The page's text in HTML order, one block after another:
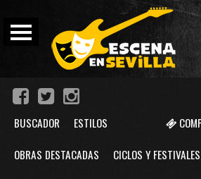
BUSCADOR ESTILOS
OBRAS DESTACADAS CICLOS Y